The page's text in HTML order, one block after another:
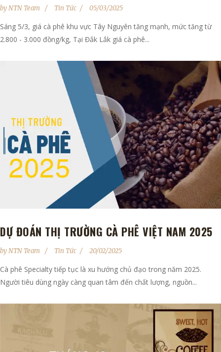
byNTN Team Tin Tức 05/03/2025
Sáng 5/3, giá cà phê khu vực Tây Nguyên tăng mạnh, mức tăng từ
2.800 - 3.000 đồng/kg, Tại Đắk Lắk giá cà phê...
DỰ ĐOÁN THỊ TRƯỜNG CÀ PHÊ VIỆT NAM 2025
byNTN Team Tin Tức 20/02/2025
Cà phê Specialty tiếp tục là xu hướng chủ đạo trong năm 2025.
Người tiêu dùng ngày càng quan tâm đến chất lượng, nguồn...